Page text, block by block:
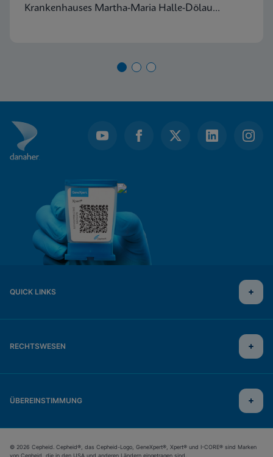
Krankenhauses Martha-Maria Halle-Dölau
Laborqualität. Finden Sie heraus, wie sich dies
QUICK LINKS
RECHTSWESEN
ÜBEREINSTIMMUNG
© 2026 Cepheid. Cepheid®, das Cepheid-Logo, GeneXpert®, Xpert® und I-CORE® sind Marken
von Cepheid, die in den USA und anderen Ländern eingetragen sind.